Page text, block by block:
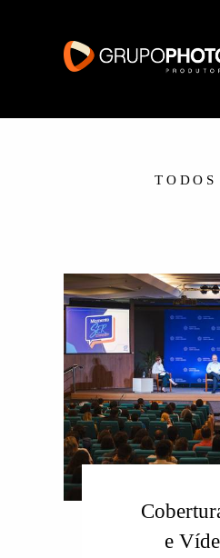
TODOS
e